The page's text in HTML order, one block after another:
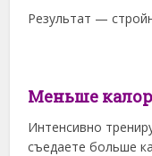
Результат —
Меньше
Интенсивно
съедаете больше